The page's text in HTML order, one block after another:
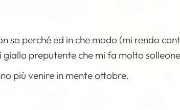
so perché ed in che modo (mi rendo
giallo preputente che mi fa molto
più venire in mente ottobre.